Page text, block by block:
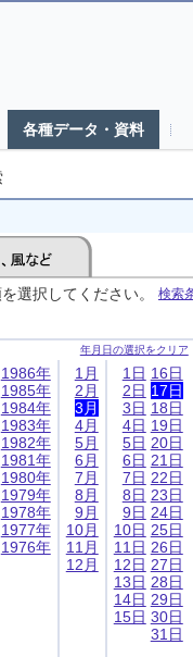
各種データ・資料
選択してください。 検索
年月日の選択をクリア
1986年
1985年
1984年
1983年
1982年
1981年
1980年
1979年
1978年
1977年
1976年
1月
2月
3月
4月
5月
6月
7月
8月
9月
10月
11月
12月
1日
2日
3日
4日
5日
6日
7日
8日
9日
10日
11日
12日
13日
14日
15日
16日
17日
18日
19日
20日
21日
22日
23日
24日
25日
26日
27日
28日
29日
30日
31日